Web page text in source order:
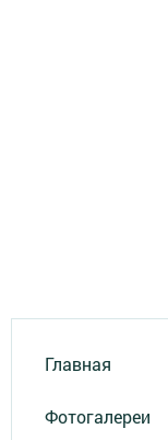
Главная
Фотогалереи